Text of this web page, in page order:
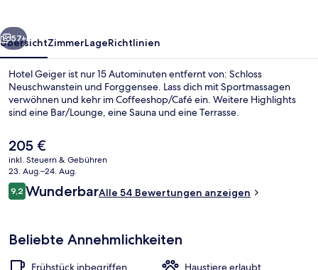
Restaurant
Weiter
57+
ÜbersichtZimmerLageRichtlinien
Hotel Geiger ist nur 15 Autominuten entfernt von: Schloss
Neuschwanstein und Forggensee. Lass dich mit Sportmassagen
verwöhnen und kehr im Coffeeshop/Café ein. Weitere Highlights
sind eine Bar/Lounge, eine Sauna und eine Terrasse.
Der
aktuelle
Preis
beträgt
205 €.
205 €
inkl. Steuern & Gebühren
23. Aug.–24. Aug.
Bewertungen
9,29,2 von 10.
WunderbarAlle 54 Bewertungen anzeigen
Beliebte Annehmlichkeiten
Frühstück inbegriffen
Haustiere erlaubt